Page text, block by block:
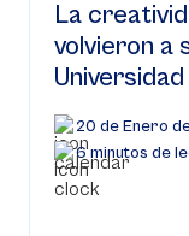
La
volvieron a
20 de Enero
6 minutos de